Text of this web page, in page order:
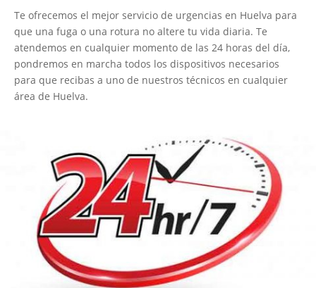
Te ofrecemos el mejor servicio de urgencias en Huelva para
que una fuga o una rotura no altere tu vida diaria. Te
atendemos en cualquier momento de las 24 horas del día,
pondremos en marcha todos los dispositivos necesarios
para que recibas a uno de nuestros técnicos en cualquier
área de Huelva.